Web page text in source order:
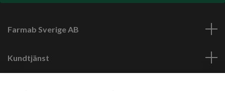
Farmab Sverige AB
Kundtjänst